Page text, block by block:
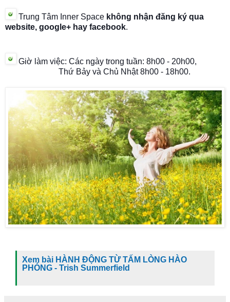
Trung Tâm Inner Space không nhận đăng ký qua
website, google+ hay facebook.
Giờ làm việc: Các ngày trong tuần: 8h00 - 20h00,
Thứ Bảy và Chủ Nhật8h00 - 18h00.
Xem bài HÀNH ĐỘNG TỪ TẤM LÒNG HÀO
PHÓNG - Trish Summerfield